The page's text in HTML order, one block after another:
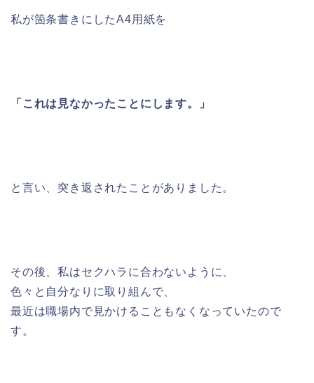
私が箇条書きにしたA4用紙を
「これは見なかったことにします。」
と言い、突き返されたことがありました。
その後、私はセクハラに合わないように、
色々と自分なりに取り組んで、
最近は職場内で見かけることもなくなっていたので
す。